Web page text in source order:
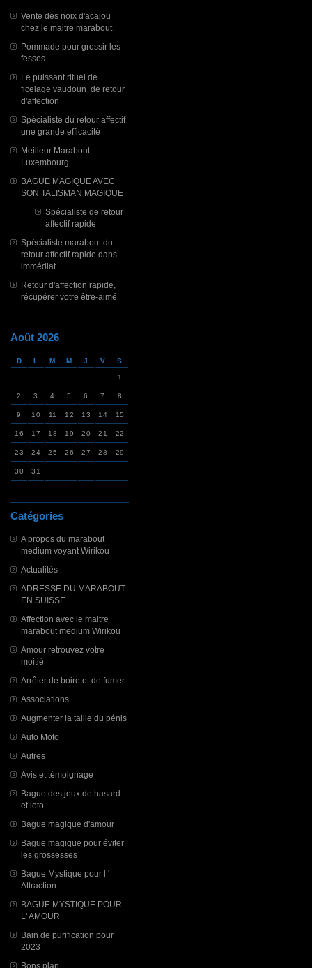
Vente des noix d'acajou
chez le maitre marabout
Pommade pour grossir les
fesses
Le puissant rituel de
ficelage vaudoun de retour
d'affection
Spécialiste du retour affectif
une grande efficacité
Meilleur Marabout
Luxembourg
BAGUE MAGIQUE AVEC
SON TALISMAN MAGIQUE
Spécialiste de retour
affectif rapide
Spécialiste marabout du
retour affectif rapide dans
immédiat
Retour d'affection rapide,
récupérer votre être-aimé
Août 2026
D L M M J V S
1
2 3 4 5 6 7 8
9 10 11 12 13 14 15
16 17 18 19 20 21 22
23 24 25 26 27 28 29
30 31
Catégories
A propos du marabout
medium voyant Wirikou
Actualités
ADRESSE DU MARABOUT
EN SUISSE
Affection avec le maitre
marabout medium Wirikou
Amour retrouvez votre
moitié
Arrêter de boire et de fumer
Associations
Augmenter la taille du pénis
Auto Moto
Autres
Avis et témoignage
Bague des jeux de hasard
et loto
Bague magique d'amour
Bague magique pour éviter
les grossesses
Bague Mystique pour l '
Attraction
BAGUE MYSTIQUE POUR
L' AMOUR
Bain de purification pour
2023
Bons plan